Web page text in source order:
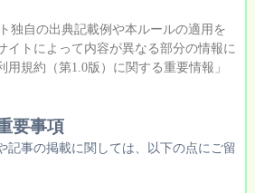
独自の出典記載例や本ルールの適用を
イトによって内容が異なる部分の情報に
規約（第1.0版）に関する重要情報」
要事項
記事の掲載に関しては、以下の点にご留